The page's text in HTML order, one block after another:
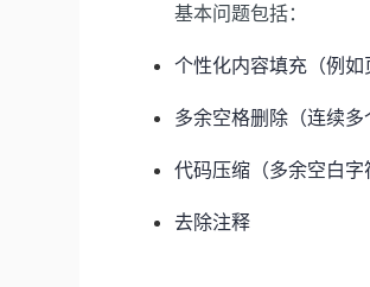
基本问题包括：
个性化内容填充（例如
多余空格删除（连续多
代码压缩（多余空白字
去除注释